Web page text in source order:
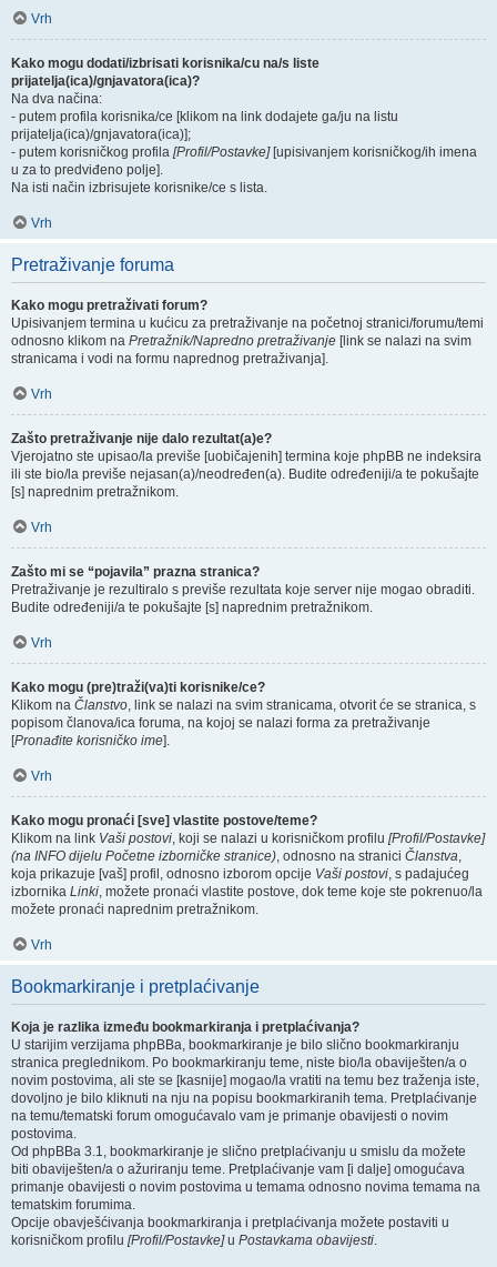
Vrh
Kako mogu dodati/izbrisati korisnika/cu na/s liste
prijatelja(ica)/gnjavatora(ica)?
Na dva načina:
- putem profila korisnika/ce [klikom na link dodajete ga/ju na listu
prijatelja(ica)/gnjavatora(ica)];
- putem korisničkog profila [Profil/Postavke][upisivanjem korisničkog/ih imena
u za to predviđeno polje].
Na isti način izbrisujete korisnike/ce s lista.
Vrh
Pretraživanje foruma
Kako mogu pretraživati forum?
Upisivanjem termina u kućicu za pretraživanje na početnoj stranici/forumu/temi
odnosno klikom na Pretražnik/Napredno pretraživanje [link se nalazi na svim
stranicama i vodi na formu naprednog pretraživanja].
Vrh
Zašto pretraživanje nije dalo rezultat(a)e?
Vjerojatno ste upisao/la previše [uobičajenih] termina koje phpBB ne indeksira
ili ste bio/la previše nejasan(a)/neodređen(a). Budite određeniji/a te pokušajte
[s] naprednim pretražnikom.
Vrh
Zašto mi se “pojavila” prazna stranica?
Pretraživanje je rezultiralo s previše rezultata koje server nije mogao obraditi.
Budite određeniji/a te pokušajte [s] naprednim pretražnikom.
Vrh
Kako mogu (pre)traži(va)ti korisnike/ce?
Klikom na Članstvo, link se nalazi na svim stranicama, otvorit će se stranica, s
popisom članova/ica foruma, na kojoj se nalazi forma za pretraživanje
[Pronađite korisničko ime].
Vrh
Kako mogu pronaći [sve] vlastite postove/teme?
Klikom na link Vaši postovi, koji se nalazi u korisničkom profilu [Profil/Postavke]
(na INFO dijelu Početne izborničke stranice), odnosno na stranici Članstva,
koja prikazuje [vaš] profil, odnosno izborom opcije Vaši postovi, s padajućeg
izbornika Linki, možete pronaći vlastite postove, dok teme koje ste pokrenuo/la
možete pronaći naprednim pretražnikom.
Vrh
Bookmarkiranje i pretplaćivanje
Koja je razlika između bookmarkiranja i pretplaćivanja?
U starijim verzijama phpBBa, bookmarkiranje je bilo slično bookmarkiranju
stranica preglednikom. Po bookmarkiranju teme, niste bio/la obaviješten/a o
novim postovima, ali ste se [kasnije] mogao/la vratiti na temu bez traženja iste,
dovoljno je bilo kliknuti na nju na popisu bookmarkiranih tema. Pretplaćivanje
na temu/tematski forum omogućavalo vam je primanje obavijesti o novim
postovima.
Od phpBBa 3.1, bookmarkiranje je slično pretplaćivanju u smislu da možete
biti obaviješten/a o ažuriranju teme. Pretplaćivanje vam [i dalje] omogućava
primanje obavijesti o novim postovima u temama odnosno novima temama na
tematskim forumima.
Opcije obavješćivanja bookmarkiranja i pretplaćivanja možete postaviti u
korisničkom profilu [Profil/Postavke]u Postavkama obavijesti.